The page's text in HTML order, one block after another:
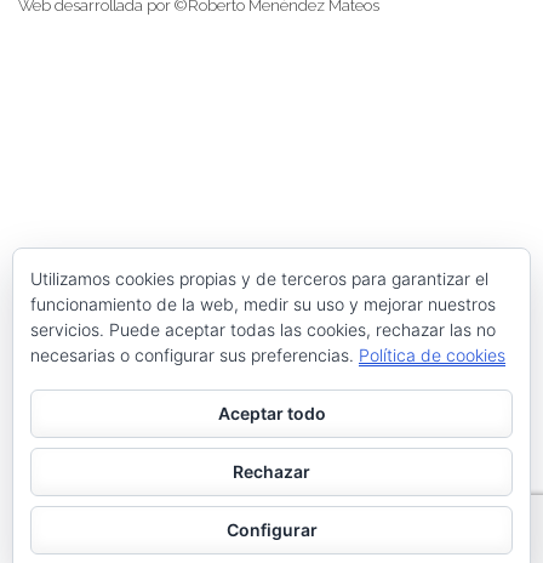
Web desarrollada por ©Roberto Menéndez Mateos
Utilizamos cookies propias y de terceros para garantizar el
funcionamiento de la web, medir su uso y mejorar nuestros
servicios. Puede aceptar todas las cookies, rechazar las no
necesarias o configurar sus preferencias. Política de cookies
Aceptar todo
Rechazar
Configurar